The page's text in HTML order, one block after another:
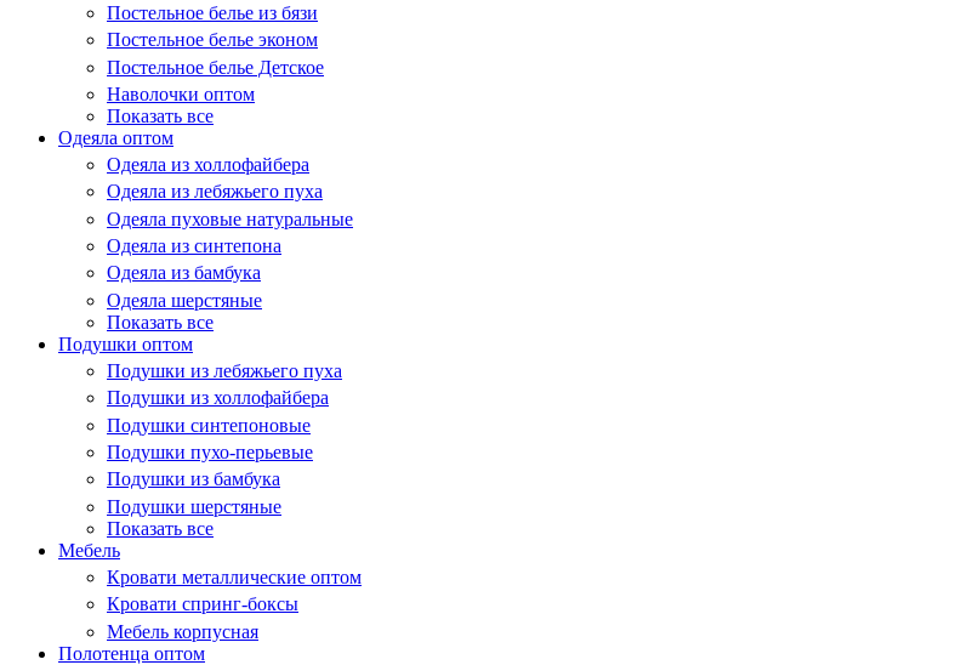
Постельное белье из бязи
Постельное белье эконом
Постельное белье Детское
Наволочки оптом
Показать все
Одеяла оптом
Одеяла из холлофайбера
Одеяла из лебяжьего пуха
Одеяла пуховые натуральные
Одеяла из синтепона
Одеяла из бамбука
Одеяла шерстяные
Показать все
Подушки оптом
Подушки из лебяжьего пуха
Подушки из холлофайбера
Подушки синтепоновые
Подушки пухо-перьевые
Подушки из бамбука
Подушки шерстяные
Показать все
Мебель
Кровати металлические оптом
Кровати спринг-боксы
Мебель корпусная
Полотенца оптом